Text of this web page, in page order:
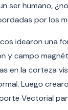
ser humano,
por los
idearon una
y campo
en la corteza
Luego
Vectorial